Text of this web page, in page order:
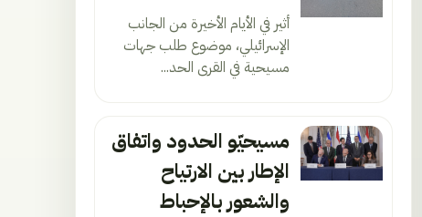
أثير في الأيام الأخيرة من الجانب
الإسرائيلي، موضوع طلب جهات
مسيحية في القرى الحد...
مسيحيّو الحدود واتفاق
الإطار بين الارتياح
والشعور بالإحباط